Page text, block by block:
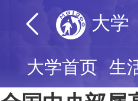
大学
大学首页 生